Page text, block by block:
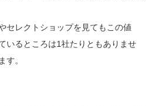
セレクトショップを見てもこの値
いるところは1社たりともありませ
す。